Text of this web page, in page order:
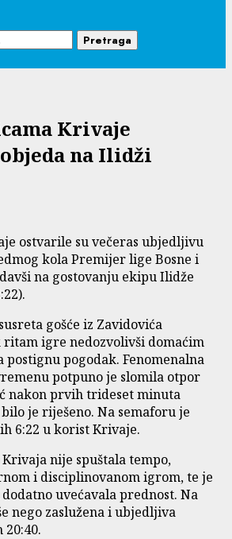
Krivaje
na Ilidži
ostvarile su večeras ubjedljivu
kola Premijer lige Bosne i
na gostovanju ekipu Ilidže
gošće iz Zavidovića
ritam igre nedozvolivši domaćim
postignu pogodak. Fenomenalna
potpuno je slomila otpor
nakon prvih trideset minuta
je riješeno. Na semaforu je
6:22 u korist Krivaje.
nije spuštala tempo,
i disciplinovanom igrom, te je
uvećavala prednost. Na
nego zaslužena i ubjedljiva